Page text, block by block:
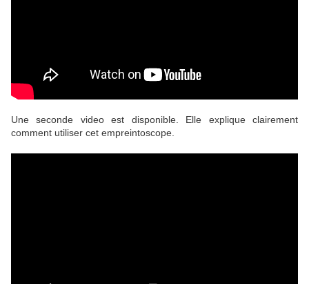
Une seconde video est disponible. Elle explique clairement
comment utiliser cet empreintoscope.